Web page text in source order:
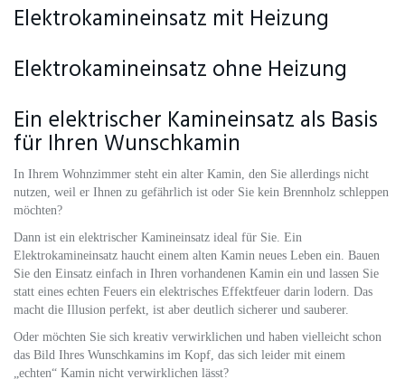
Elektrokamineinsatz mit Heizung
Elektrokamineinsatz ohne Heizung
Ein elektrischer Kamineinsatz als Basis
für Ihren Wunschkamin
In Ihrem Wohnzimmer steht ein alter Kamin, den Sie allerdings nicht
nutzen, weil er Ihnen zu gefährlich ist oder Sie kein Brennholz schleppen
möchten?
Dann ist ein elektrischer Kamineinsatz ideal für Sie. Ein
Elektrokamineinsatz haucht einem alten Kamin neues Leben ein. Bauen
Sie den Einsatz einfach in Ihren vorhandenen Kamin ein und lassen Sie
statt eines echten Feuers ein elektrisches Effektfeuer darin lodern. Das
macht die Illusion perfekt, ist aber deutlich sicherer und sauberer.
Oder möchten Sie sich kreativ verwirklichen und haben vielleicht schon
das Bild Ihres Wunschkamins im Kopf, das sich leider mit einem
„echten“ Kamin nicht verwirklichen lässt?